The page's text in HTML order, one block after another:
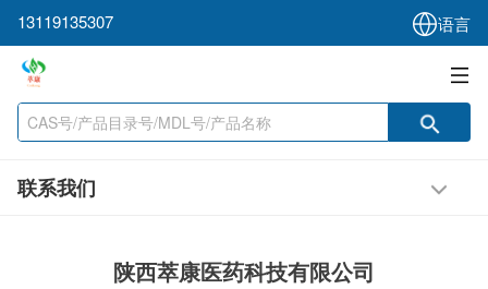
13119135307 语言
联系我们
陕西萃康医药科技有限公司